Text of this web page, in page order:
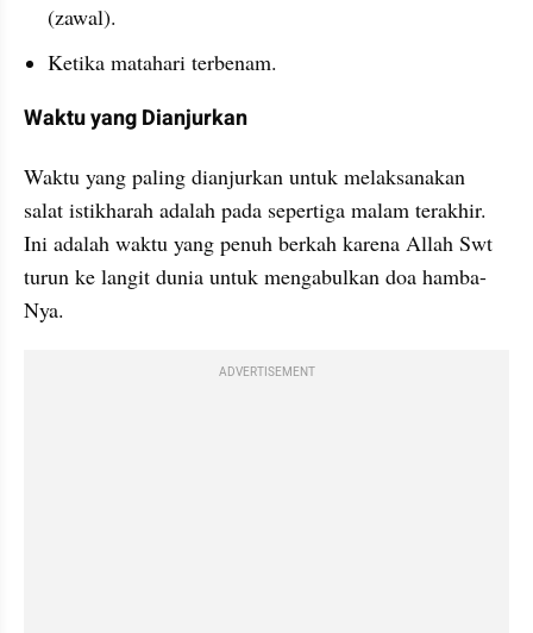
(zawal).
Ketika matahari terbenam.
Waktu yang Dianjurkan
Waktu yang paling dianjurkan untuk melaksanakan
salat istikharah adalah pada sepertiga malam terakhir.
Ini adalah waktu yang penuh berkah karena Allah Swt
turun ke langit dunia untuk mengabulkan doa hamba-
Nya.
ADVERTISEMENT